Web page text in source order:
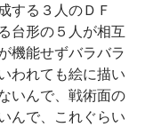
する３人のＤＦ
台形の５人が相互
機能せずバラバラ
われても絵に描い
いんで、戦術面の
んで、これぐらい